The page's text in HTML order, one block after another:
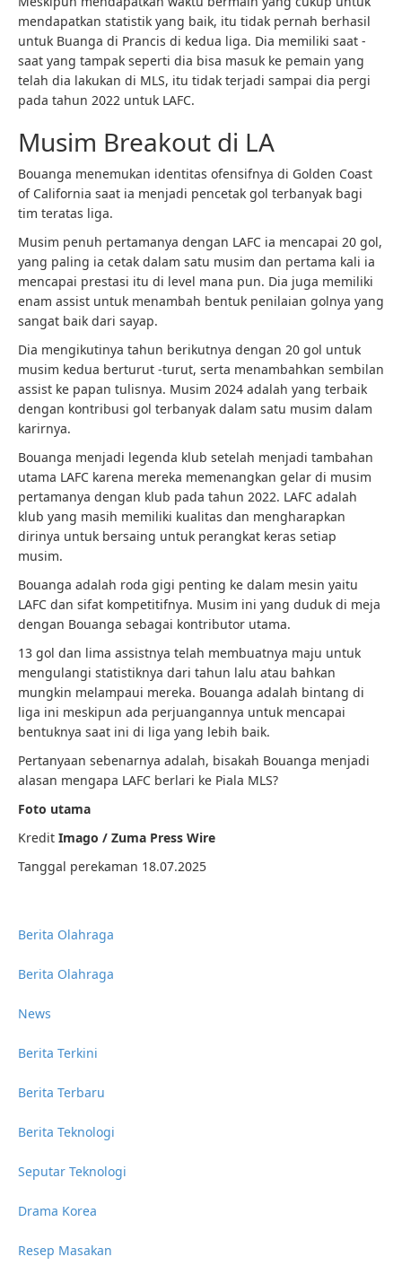
mendapatkan statistik yang baik, itu tidak pernah berhasil
untuk Buanga di Prancis di kedua liga. Dia memiliki saat -
saat yang tampak seperti dia bisa masuk ke pemain yang
telah dia lakukan di MLS, itu tidak terjadi sampai dia pergi
pada tahun 2022 untuk LAFC.
Musim Breakout di LA
Bouanga menemukan identitas ofensifnya di Golden Coast
of California saat ia menjadi pencetak gol terbanyak bagi
tim teratas liga.
Musim penuh pertamanya dengan LAFC ia mencapai 20 gol,
yang paling ia cetak dalam satu musim dan pertama kali ia
mencapai prestasi itu di level mana pun. Dia juga memiliki
enam assist untuk menambah bentuk penilaian golnya yang
sangat baik dari sayap.
Dia mengikutinya tahun berikutnya dengan 20 gol untuk
musim kedua berturut -turut, serta menambahkan sembilan
assist ke papan tulisnya. Musim 2024 adalah yang terbaik
dengan kontribusi gol terbanyak dalam satu musim dalam
karirnya.
Bouanga menjadi legenda klub setelah menjadi tambahan
utama LAFC karena mereka memenangkan gelar di musim
pertamanya dengan klub pada tahun 2022. LAFC adalah
klub yang masih memiliki kualitas dan mengharapkan
dirinya untuk bersaing untuk perangkat keras setiap
musim.
Bouanga adalah roda gigi penting ke dalam mesin yaitu
LAFC dan sifat kompetitifnya. Musim ini yang duduk di meja
dengan Bouanga sebagai kontributor utama.
13 gol dan lima assistnya telah membuatnya maju untuk
mengulangi statistiknya dari tahun lalu atau bahkan
mungkin melampaui mereka. Bouanga adalah bintang di
liga ini meskipun ada perjuangannya untuk mencapai
bentuknya saat ini di liga yang lebih baik.
Pertanyaan sebenarnya adalah, bisakah Bouanga menjadi
alasan mengapa LAFC berlari ke Piala MLS?
Foto utama
Kredit Imago / Zuma Press Wire
Tanggal perekaman 18.07.2025
Berita Olahraga
Berita Olahraga
News
Berita Terkini
Berita Terbaru
Berita Teknologi
Seputar Teknologi
Drama Korea
Resep Masakan